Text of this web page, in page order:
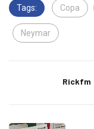
Tags: Copa
Neymar
Rickfm